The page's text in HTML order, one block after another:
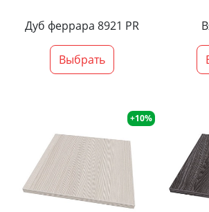
Дуб феррара 8921 PR
Выбрать
+10%